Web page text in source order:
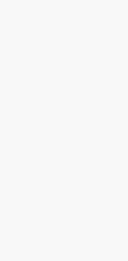
是“人道危
裂西班牙